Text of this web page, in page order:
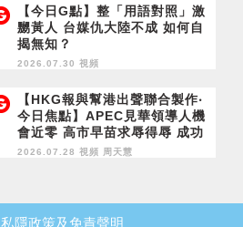
【今日G點】整「用語對照」激
嬲黃人 台媒仇大陸不成 如何自
揭無知？
2026.07.30 視頻
【HKG報與幫港出聲聯合製作‧
今日焦點】APEC見華領導人機
會近零 高市早苗求辱得辱 成功
留英半年 胡志偉終於乞到了
2026.07.28 視頻 周天慧
私隱政策及免責聲明